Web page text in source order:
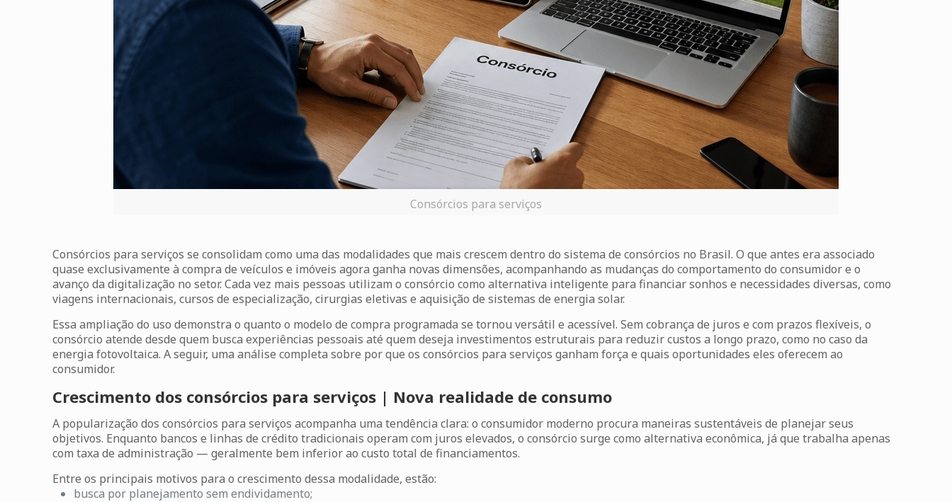
Consórcios para serviços
Consórcios para serviços se consolidam como uma das modalidades que mais crescem dentro do sistema de consórcios no Brasil. O que antes era associado
quase exclusivamente à compra de veículos e imóveis agora ganha novas dimensões, acompanhando as mudanças do comportamento do consumidor e o
avanço da digitalização no setor. Cada vez mais pessoas utilizam o consórcio como alternativa inteligente para financiar sonhos e necessidades diversas, como
viagens internacionais, cursos de especialização, cirurgias eletivas e aquisição de sistemas de energia solar.
Essa ampliação do uso demonstra o quanto o modelo de compra programada se tornou versátil e acessível. Sem cobrança de juros e com prazos flexíveis, o
consórcio atende desde quem busca experiências pessoais até quem deseja investimentos estruturais para reduzir custos a longo prazo, como no caso da
energia fotovoltaica. A seguir, uma análise completa sobre por que os consórcios para serviços ganham força e quais oportunidades eles oferecem ao
consumidor.
Crescimento dos consórcios para serviços | Nova realidade de consumo
A popularização dosconsórcios para serviços acompanha uma tendência clara: o consumidor moderno procura maneiras sustentáveis de planejar seus
objetivos. Enquanto bancos e linhas de crédito tradicionais operam com juros elevados, o consórcio surge como alternativa econômica, já que trabalha apenas
com taxa de administração — geralmente bem inferior ao custo total de financiamentos.
Entre os principais motivos para o crescimento dessa modalidade, estão:
busca por planejamento sem endividamento;